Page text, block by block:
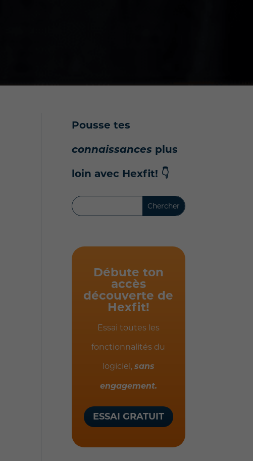
Pousse tes
connaissances plus
loin avec Hexfit! 👇
Débute ton
accès
découverte de
Hexfit!
Essai toutes les
fonctionnalités du
logiciel, sans
engagement.
ESSAI GRATUIT